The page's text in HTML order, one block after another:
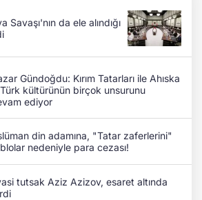
Savaşı'nın da ele alındığı
Gündoğdu: Kırım Tatarları ile Ahıska
kültürünün birçok unsurunu
ediyor
din adamına, "Tatar zaferlerini"
nedeniyle para cezası!
tutsak Aziz Azizov, esaret altında